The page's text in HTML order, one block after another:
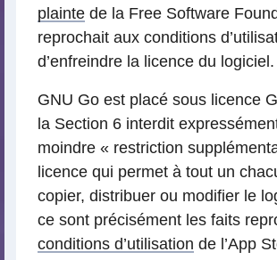
plainte de la Free Software
reprochait aux conditions
d’enfreindre la licence du logiciel.
GNU Go est placé sous licence
la Section 6 interdit
moindre « restriction
licence qui permet à tout un
copier, distribuer ou modifier le
ce sont précisément les faits
conditions d’utilisation de l’App